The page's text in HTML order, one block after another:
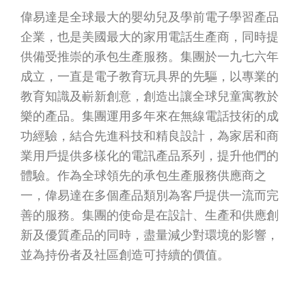
偉易達是全球最大的嬰幼兒及學前電子學習產品
企業，也是美國最大的家用電話生產商，同時提
供備受推崇的承包生產服務。集團於一九七六年
成立，一直是電子教育玩具界的先驅，以專業的
教育知識及嶄新創意，創造出讓全球兒童寓教於
樂的產品。集團運用多年來在無線電話技術的成
功經驗，結合先進科技和精良設計，為家居和商
業用戶提供多樣化的電訊產品系列，提升他們的
體驗。作為全球領先的承包生產服務供應商之
一，偉易達在多個產品類別為客戶提供一流而完
善的服務。集團的使命是在設計、生產和供應創
新及優質產品的同時，盡量減少對環境的影響，
並為持份者及社區創造可持續的價值。